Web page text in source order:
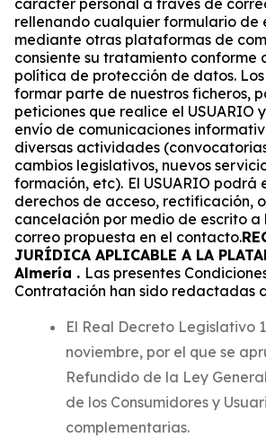
carácter personal a través de
rellenando cualquier formulario de
mediante otras plataformas de
consiente su tratamiento conforme
política de protección de datos.
formar parte de nuestros ficheros,
peticiones que realice el USUARIO
envío de comunicaciones
diversas actividades
cambios legislativos, nuevos
formación, etc). El USUARIO podrá
derechos de acceso, rectificación,
cancelación por medio de escrito
correo propuesta en el contacto.
JURÍDICA APLICABLE A LA
Almería . Las presentes
Contratación han sido redactadas
El Real Decreto Legislativo
noviembre, por el que se
Refundido de la Ley
de los Consumidores y
complementarias.